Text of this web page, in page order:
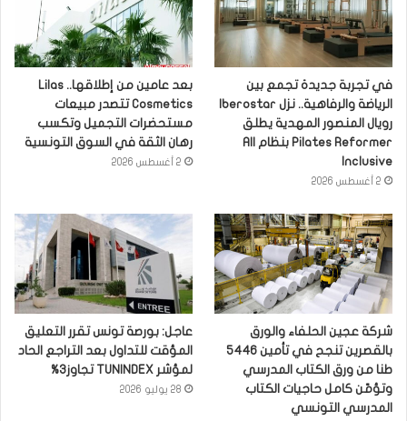
في تجربة جديدة تجمع بين
رويال المنصور المهدية يطلق
Pilates Reformer بنظام All
Inclusive
2 أغسطس 2026
بعد عامين من إطلاقها.. Lilas
Cosmetics تتصدر مبيعات
مستحضرات التجميل وتكسب
رهان الثقة في السوق التونسية
2 أغسطس 2026
شركة عجين الحلفاء والورق
بالقصرين تنجح في تأمين 5446
طنا من ورق الكتاب المدرسي
وتؤمّن كامل حاجيات الكتاب
المدرسي التونسي
عاجل: بورصة تونس تقرر التعليق
المؤقت للتداول بعد التراجع الحاد
لمؤشر TUNINDEX تجاوز3%
28 يوليو 2026